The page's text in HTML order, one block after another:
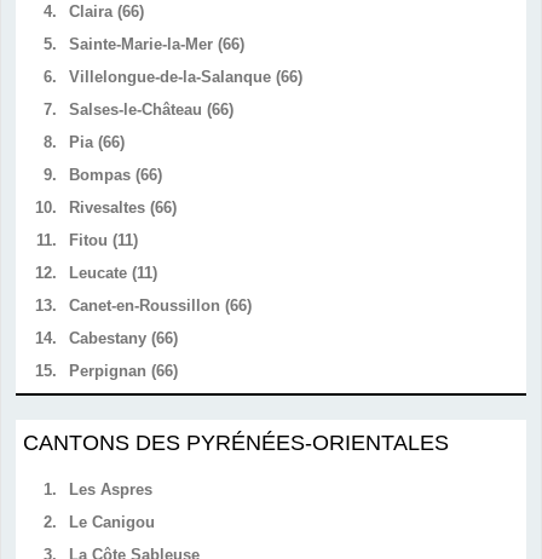
4.
Claira (66)
5.
Sainte-Marie-la-Mer (66)
6.
Villelongue-de-la-Salanque (66)
7.
Salses-le-Château (66)
8.
Pia (66)
9.
Bompas (66)
10.
Rivesaltes (66)
11.
Fitou (11)
12.
Leucate (11)
13.
Canet-en-Roussillon (66)
14.
Cabestany (66)
15.
Perpignan (66)
CANTONS DES PYRÉNÉES-ORIENTALES
1.
Les Aspres
2.
Le Canigou
3.
La Côte Sableuse